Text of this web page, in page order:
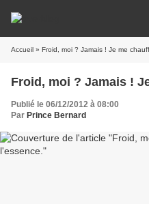
Accueil » Froid, moi ? Jamais ! Je me
Froid, moi ? Jamais !
Publié le 06/12/2012 à 08:00
Par Prince Bernard